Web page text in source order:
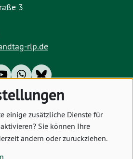
3
rlp.de
Cookies
einige zusätzliche Dienste für
aktivieren? Sie können Ihre
ändern oder zurückziehen.